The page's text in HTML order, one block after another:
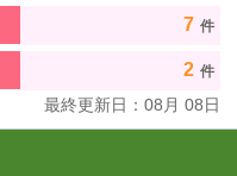
7 件
2 件
最終更新日： 08 月 08日